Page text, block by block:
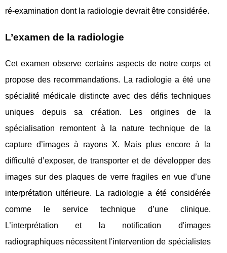
ré-examination dont la radiologie devrait être considérée.
L’examen de la radiologie
Cet examen observe certains aspects de notre corps et
propose des recommandations. La radiologie a été une
spécialité médicale distincte avec des défis techniques
uniques depuis sa création. Les origines de la
spécialisation remontent à la nature technique de la
capture d’images à rayons X. Mais plus encore à la
difficulté d’exposer, de transporter et de développer des
images sur des plaques de verre fragiles en vue d’une
interprétation ultérieure. La radiologie a été considérée
comme le service technique d’une clinique.
L’interprétation et la notification d'images
radiographiques nécessitent l'intervention de spécialistes